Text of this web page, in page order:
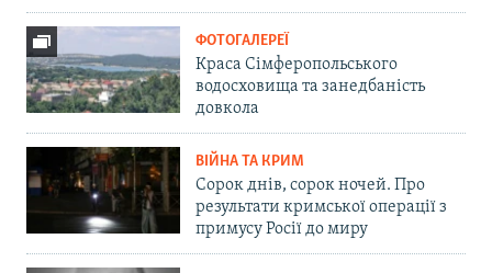
ФОТОГАЛЕРЕЇ
Краса Сімферопольського
водосховища та занедбаність
довкола
ВІЙНА ТА КРИМ
Сорок днів, сорок ночей. Про
результати кримської операції з
примусу Росії до миру